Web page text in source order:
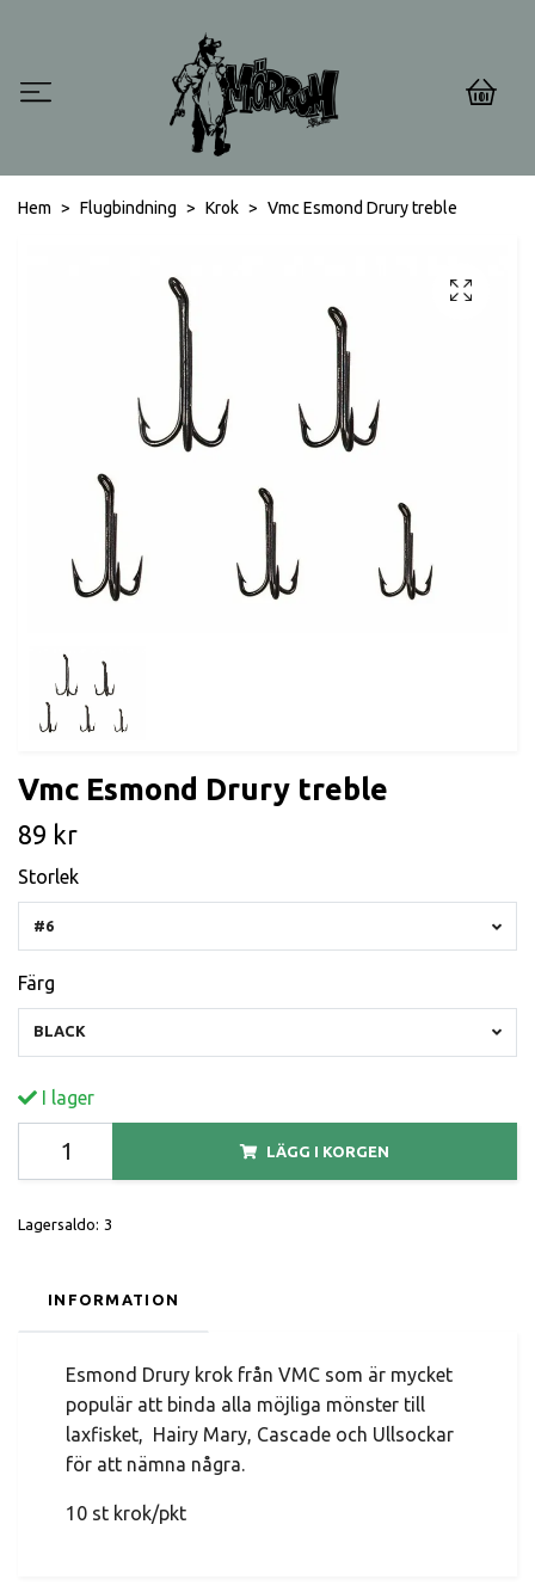
0
Hem Flugbindning Krok Vmc Esmond Drury treble
Vmc Esmond Drury treble
89 kr
Storlek
#6
Färg
BLACK
I lager
LÄGG I KORGEN
Lagersaldo: 3
INFORMATION
Esmond Drury krok från VMC som är mycket
populär att binda alla möjliga mönster till
laxfisket, Hairy Mary, Cascade och Ullsockar
för att nämna några.
10 st krok/pkt